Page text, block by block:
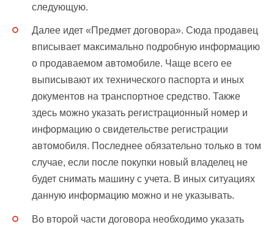
следующую.
Далее идет «Предмет договора». Сюда продавец
вписывает максимально подробную информацию
о продаваемом автомобиле. Чаще всего ее
выписывают их технического паспорта и иных
документов на транспортное средство. Также
здесь можно указать регистрационный номер и
информацию о свидетельстве регистрации
автомобиля. Последнее обязательно только в том
случае, если после покупки новый владелец не
будет снимать машину с учета. В иных ситуациях
данную информацию можно и не указывать.
Во второй части договора необходимо указать